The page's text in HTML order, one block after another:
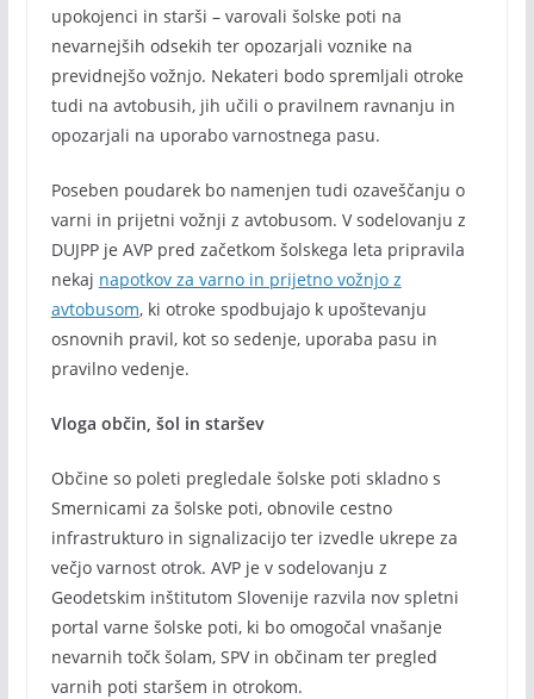
upokojenci in starši – varovali šolske poti na
nevarnejših odsekih ter opozarjali voznike na
previdnejšo vožnjo. Nekateri bodo spremljali otroke
tudi na avtobusih, jih učili o pravilnem ravnanju in
opozarjali na uporabo varnostnega pasu.
Poseben poudarek bo namenjen tudi ozaveščanju o
varni in prijetni vožnji z avtobusom. V sodelovanju z
DUJPP je AVP pred začetkom šolskega leta pripravila
nekaj napotkov za varno in prijetno vožnjo z
avtobusom, ki otroke spodbujajo k upoštevanju
osnovnih pravil, kot so sedenje, uporaba pasu in
pravilno vedenje.
Vloga občin, šol in staršev
Občine so poleti pregledale šolske poti skladno s
Smernicami za šolske poti, obnovile cestno
infrastrukturo in signalizacijo ter izvedle ukrepe za
večjo varnost otrok. AVP je v sodelovanju z
Geodetskim inštitutom Slovenije razvila nov spletni
portal varne šolske poti,ki bo omogočal vnašanje
nevarnih točk šolam, SPV in občinam ter pregled
varnih poti staršem in otrokom.